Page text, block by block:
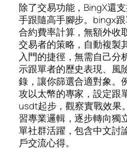
除了交易功能，BingX還
手跟隨高手腳步。bingx
合約費率計算，無額外收
交易者的策略，自動複製
入門的捷徑，無需自己分
示跟單者的歷史表現、風
錄，讓你篩選合適對象。
攻以太幣的專家，設定跟
usdt起步，觀察實戰效果
習專業邏輯，逐步轉向獨
單社群活躍，包含中文討
戶交流心得。